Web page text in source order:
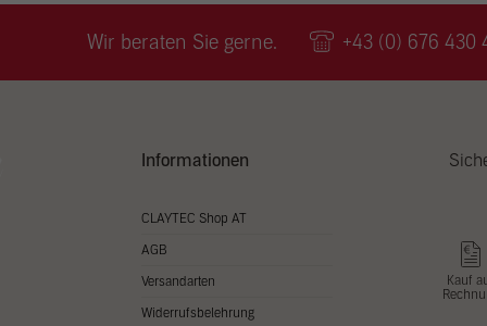
Wir beraten Sie gerne. +43 (0) 676 430
Informationen
CLAYTEC Shop AT
AGB
Versandarten
Widerrufsbelehrung
Kauf
zu